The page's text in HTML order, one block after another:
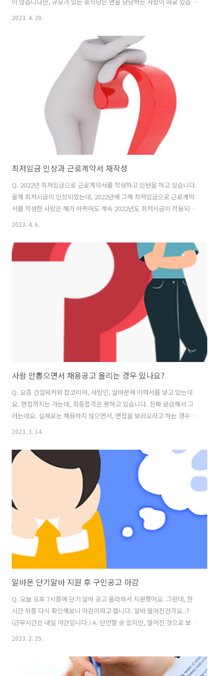
다. 밀가루 넣어서 반죽 만들고 면 뽑아내고 하는 사람이죠. 규모가 큰 중
만들게 됩니다. ​주방장 주방 총책임 (실장이라고도 부름) ​면장 면 뽑아내
는 중국집에서 면이 들어가는 거 책임지고 도맡아 하는 사람 ​싸완 설거지
이외 잡무하는 사람 ​칼판장 각종 식재료를 썰어 보관하고, 탕수육도 튀겨
내며 주방장이 자리비우면 종종 중국집에서 쓰는 큰 팬 돌리는 사람
2023. 4. 28.
최저임금 인상과 근로계약서 재작성
Q. 2022년 최저임금으로 근로계약서를 작성하고 인턴을 하고 있습니다.
올해 최저시급이 인상되었는데, 2022년에 그해 최저임금으로 근로계약
서를 작성한 사람은 해가 바뀌어도 계속 2022년도 최저시급이 적용되는
게 맞나요? 사장님은 근로계약 기간동안은 근로계약서가 유효하다고 말
을 잘 모르시는게 아닌가 싶네요. 근로계약서상 임금이 새해 최저임금에
미달하면 근로계약서를 다시 작성하고, 2023년 최저임금 이상으로 계산
하여 임금을 지급해야 합니다. 노사간 근로계약서를 다시 작성하지 않기
로 합의하더라도 임금만큼은 올해 기준으로 최저임금 이상을 지급하는
게 맞습니다. https://blog.naver.com/workerjob/22284026..
2023. 4. 6.
사람 안뽑으면서 채용공고 올리는 경우 있나요?
Q. 요즘 건설워커와 잡코리아, 사람인, 알바몬에 이력서를 넣고 있는데
요. 면접까지는 가는데, 최종합격은 못하고 있습니다. 진짜 궁금해서 그
러는데요. 실제로는 채용하지 않으면서, 면접을 보러오라고 하는 경우가
장은 거의 없습니다. 채용 안하고 면접만 본다고 해서 정부로 부터 받는
혜택도 없고요. "광고 마케팅 효과를 노리고 구인공고를 낸다"는 분들이
있는데요. 인재 채용도 마케팅 차원에서 접근해야 하는 것은 맞지만, 사
람이 필요 없는데 구인공고 형태로 마케팅을 할 이유는 1도 없습니다. 정
부(고용노동부)가 운영하는 워크넷 말고, 건설워커, 잡코리아, 사람인,
알바몬..
2023. 3. 14.
알바몬 단기알바 지원 후 구인공고 마감
Q. 오늘 오후 7시쯤에 단기 알바 공고 올라와서 지원했어요. 그런데, 한
시간 뒤쯤 다시 확인해보니 마감이라고 뜹니다. 알바 떨어진건가요..?
(근무시간은 내일 야간입니다.) A. 단언할 순 없지만, 떨어진 것으로 보입
니다. (당일) 알바 지원 후 마감으로 뜨는 경우 알바생을 구한 경우가 대
려서 확인하는 부분이 제일 빠르고 정확합니다. 아울러 알바는 합격통보
가 오기 전까지는 계속 여기저기 지원을 하는 게 바람직합니다. 이력서
2023. 2. 25.